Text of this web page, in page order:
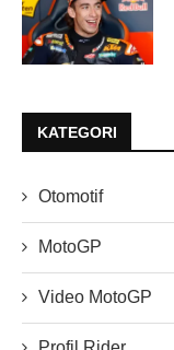
KATEGORI
Otomotif
MotoGP
Video MotoGP